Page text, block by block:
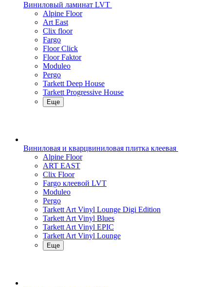
Виниловый ламинат LVT
Alpine Floor
Art East
Clix floor
Fargo
Floor Click
Floor Faktor
Moduleo
Pergo
Tarkett Deep House
Tarkett Progressive House
Еще
Виниловая и кварцвиниловая плитка клеевая
Alpine Floor
ART EAST
Clix Floor
Fargo клеевой LVT
Moduleo
Pergo
Tarkett Art Vinyl Lounge Digi Edition
Tarkett Art Vinyl Blues
Tarkett Art Vinyl EPIC
Tarkett Art Vinyl Lounge
Еще